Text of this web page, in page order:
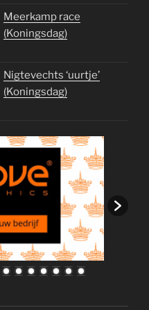
Meerkamp race
(Koningsdag)
Nigtevechts ‘uurtje’
(Koningsdag)